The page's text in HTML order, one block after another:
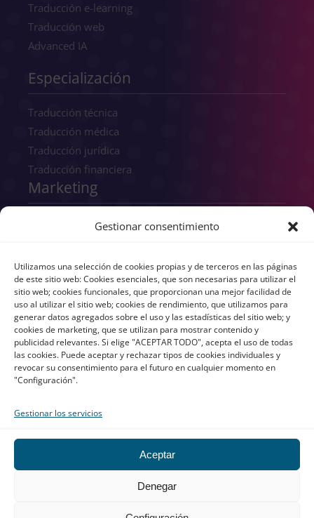
Gestionar consentimiento
Utilizamos una selección de cookies propias y de terceros en las páginas
de este sitio web: Cookies esenciales, que son necesarias para utilizar el
sitio web; cookies funcionales, que proporcionan una mejor facilidad de
uso al utilizar el sitio web; cookies de rendimiento, que utilizamos para
generar datos agregados sobre el uso y las estadísticas del sitio web; y
cookies de marketing, que se utilizan para mostrar contenido y
publicidad relevantes. Si elige "ACEPTAR TODO", acepta el uso de todas
las cookies. Puede aceptar y rechazar tipos de cookies individuales y
revocar su consentimiento para el futuro en cualquier momento en
"Configuración".
Gestionar los servicios
Aceptar
Denegar
Traducción e-learning
Traducción web
Advanced IA
Especialización
Traducción técnica
Traducción médica
Traducción jurídica
Traducción financiera
Marketing
GEO
Consultoría digital
Copywriting
Transcreación
UX/UI
Branding
Aviso Legal